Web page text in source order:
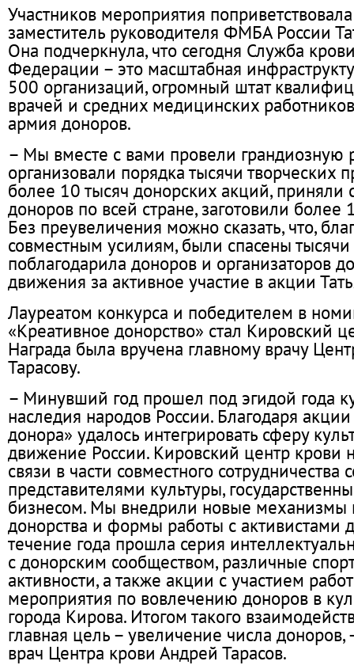
Участников мероприятия
заместитель руководителя ФМБА России
Она подчеркнула, что сегодня Служба
Федерации – это масштабная
500 организаций, огромный штат
врачей и средних медицинских
армия доноров.
– Мы вместе с вами провели грандиозную
организовали порядка тысячи творческих
более 10 тысяч донорских акций,
доноров по всей стране, заготовили более
Без преувеличения можно сказать, что,
совместным усилиям, были спасены
поблагодарила доноров и организаторов
движения за активное участие в акции
Лауреатом конкурса и победителем в
«Креативное донорство» стал Кировский
Награда была вручена главному врачу
Тарасову.
– Минувший год прошел под эгидой года
наследия народов России. Благодаря
донора» удалось интегрировать сферу
движение России. Кировский центр крови
связи в части совместного сотрудничества
представителями культуры,
бизнесом. Мы внедрили новые механизмы
донорства и формы работы с активистами
течение года прошла серия
с донорским сообществом, различные
активности, а также акции с участием
мероприятия по вовлечению доноров в
города Кирова. Итогом такого
главная цель – увеличение числа доноров,
врач Центра крови Андрей Тарасов.